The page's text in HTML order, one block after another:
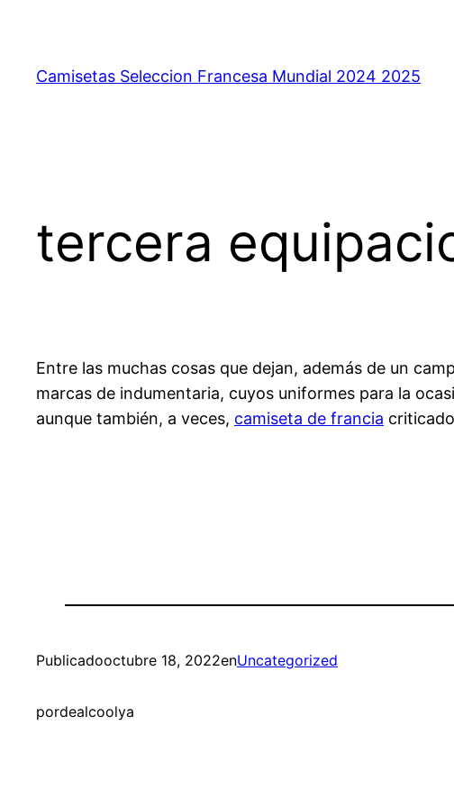
contenido
Camisetas Seleccion Francesa Mundial 2024 2025
tercera
Entre las muchas cosas que dejan, además de un
marcas de indumentaria, cuyos uniformes para la
aunque también, a veces, camiseta de francia
Publicadooctubre 18, 2022enUncategorized
pordealcoolya